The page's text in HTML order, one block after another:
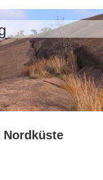
Nordküste